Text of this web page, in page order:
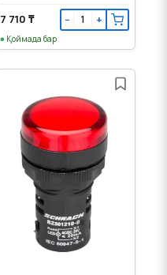
7 710 ₸ − +
Қоймада бар